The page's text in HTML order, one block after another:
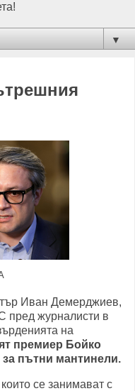
▼
Иван Демерджиев,
журналисти в
на
премиер Бойко
пътни мантинели.
се занимават с